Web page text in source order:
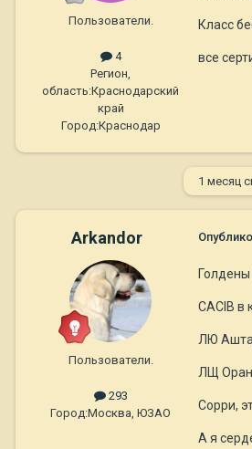
Пользователи.
4
Регион,
область:Краснодарский
край
Город:Краснодар
Класс
все
1 месяц
Arkandor
Пользователи.
293
Город:Москва, ЮЗАО
CACIB в
ЛЮ
ЛЩ
Сорри,
А я